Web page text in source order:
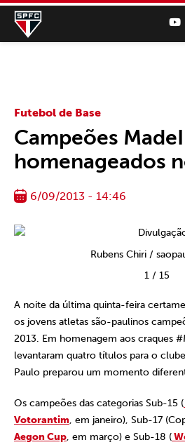
Futebol de Base
Campeões
homenageados
6/09/2013 - 14:46
Rubens Chiri /
1 / 15
A noite da última quinta-feira
os jovens atletas são-paulinos
2013. Em homenagem aos craques
levantaram quatro títulos para o
Paulo preparou um momento
Os campeões das categorias Sub-15 (
Votorantim, em janeiro), Sub-17
Aegon Cup, em março) e Sub-18 (